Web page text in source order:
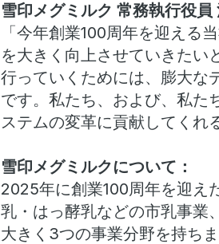
雪印メグミルク 常務執行役員
「今年創業100周年を迎える
を大きく向上させていきたい
行っていくためには、膨大な
です。私たち、および、私た
ステムの変革に貢献してくれ
雪印メグミルクについて：
2025年に創業100周年を迎え
乳・はっ酵乳などの市乳事業
大きく3つの事業分野を持ち